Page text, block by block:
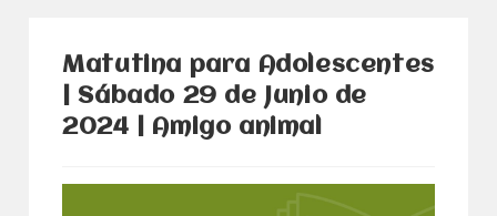
Matutina para Adolescentes
| Sábado 29 de Junio de
2024 | Amigo animal